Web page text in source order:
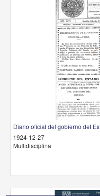
Diario oficial del gobierno del
1924-12-27
Multidisciplina